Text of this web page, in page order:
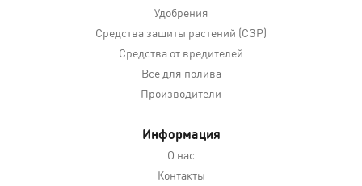
Удобрения
Средства защиты растений (СЗР)
Средства от вредителей
Все для полива
Производители
Информация
О нас
Контакты